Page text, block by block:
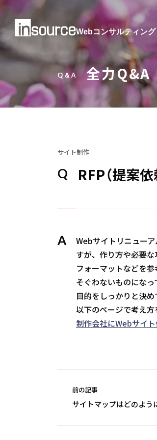
Webコンサルティング
Q＆A 全力Q&A
サイト制作
Q RFP（提案
A
Webサイトリニュー
すが、作り方や必要な
フォーマットなどを
そぐわないものになっ
目的をしっかりと決め
以下のページで考え方
制作会社にWebサイ
前の記事
サイトマップはどのよう